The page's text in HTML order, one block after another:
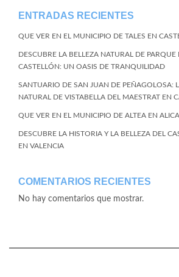
ENTRADAS RECIENTES
QUE VER EN EL MUNICIPIO DE TALES EN
DESCUBRE LA BELLEZA NATURAL DE PARQUE
CASTELLÓN: UN OASIS DE TRANQUILIDAD
SANTUARIO DE SAN JUAN DE PEÑAGOLOSA:
NATURAL DE VISTABELLA DEL MAESTRAT EN
QUE VER EN EL MUNICIPIO DE ALTEA EN
DESCUBRE LA HISTORIA Y LA BELLEZA DEL
EN VALENCIA
COMENTARIOS RECIENTES
No hay comentarios que mostrar.